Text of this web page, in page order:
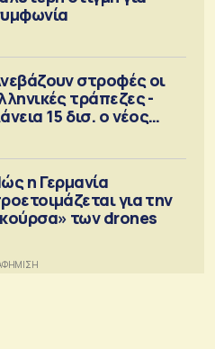
στροφές οι
τράπεζες -
15 δισ. ο νέος
η Γερμανία
για την
των drones